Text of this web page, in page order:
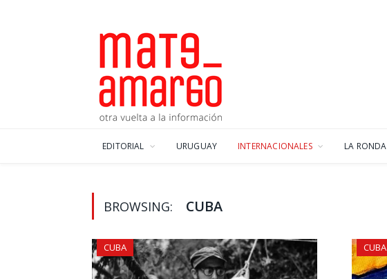
EDITORIAL URUGUAY INTERNACIONALES LA RONDA
BROWSING: CUBA
CUBA CUBA